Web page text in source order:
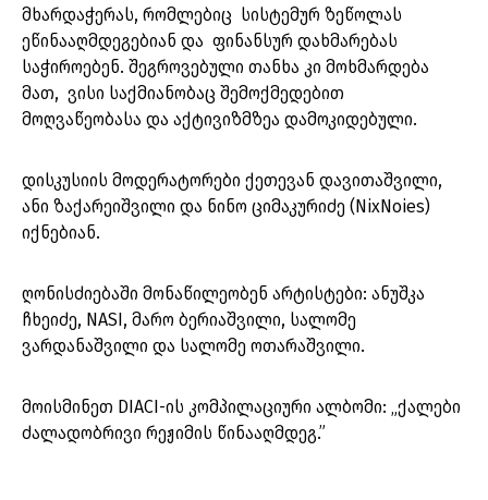
მხარდაჭერას, რომლებიც სისტემურ ზეწოლას
ეწინააღმდეგებიან და ფინანსურ დახმარებას
საჭიროებენ. შეგროვებული თანხა კი მოხმარდება
მათ, ვისი საქმიანობაც შემოქმედებით
მოღვაწეობასა და აქტივიზმზეა დამოკიდებული.
დისკუსიის მოდერატორები ქეთევან დავითაშვილი,
ანი ზაქარეიშვილი და ნინო ციმაკურიძე (NixNoies)
იქნებიან.
ღონისძიებაში მონაწილეობენ არტისტები: ანუშკა
ჩხეიძე, NASI, მარო ბერიაშვილი, სალომე
ვარდანაშვილი და სალომე ოთარაშვილი.
მოისმინეთ DIACI-ის კომპილაციური ალბომი: „ქალები
ძალადობრივი რეჟიმის წინააღმდეგ.”